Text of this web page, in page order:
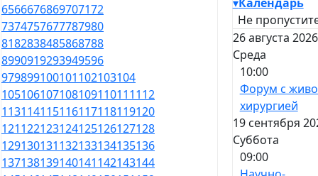
6566676869707172
7374757677787980
8182838485868788
8990919293949596
979899100101102103104
105106107108109110111112
113114115116117118119120
121122123124125126127128
129130131132133134135136
137138139140141142143144
Не
26 августа
Среда
10:00
Форум с
хирургией
19 сентября
Суббота
09:00